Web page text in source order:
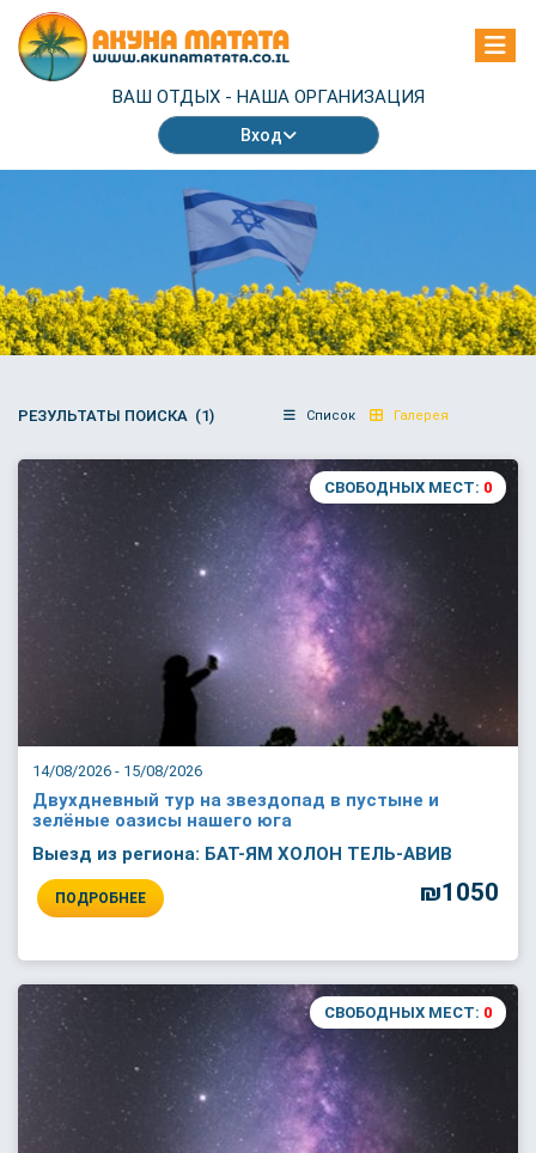
ВАШ ОТДЫХ - НАША ОРГАНИЗАЦИЯ
Вход
РЕЗУЛЬТАТЫ ПОИСКА (1) Список Галерея
14/08/2026 - 15/08/2026
СВОБОДНЫХ МЕСТ: 0
Двухдневный тур на звездопад в пустыне и
зелёные оазисы нашего юга
Выезд из региона: БАТ-ЯМ ХОЛОН ТЕЛЬ-АВИВ
ПОДРОБНЕЕ ₪1050
СВОБОДНЫХ МЕСТ: 0